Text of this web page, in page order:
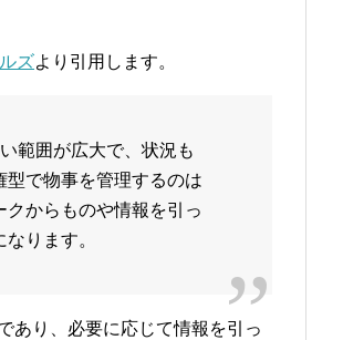
ズより引用します。
範囲が広大で、状況も
で物事を管理するのは
からものや情報を引っ
ります。
あり、必要に応じて情報を引っ